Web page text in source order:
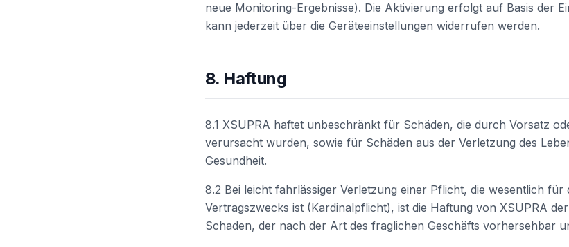
neue Monitoring-Ergebnisse). Die Aktivierung erfolgt auf Basis der
kann jederzeit über die Geräteeinstellungen widerrufen werden.
8. Haftung
8.1 XSUPRA haftet unbeschränkt für Schäden, die durch Vorsatz
verursacht wurden, sowie für Schäden aus der Verletzung des
Gesundheit.
8.2 Bei leicht fahrlässiger Verletzung einer Pflicht, die wesentlich für
Vertragszwecks ist (Kardinalpflicht), ist die Haftung von XSUPRA
Schaden, der nach der Art des fraglichen Geschäfts vorhersehbar